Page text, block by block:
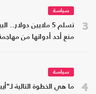
3
سياسة
تسلم 5 ملايين
منع أحد أدواتها من
4
سياسة
ما هي الخطوة التالية